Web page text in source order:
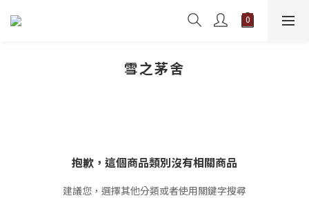
雪之茅舍
抱歉，這個商品類別沒有相關商品
建議您，選擇其他分類或者使用關鍵字搜尋